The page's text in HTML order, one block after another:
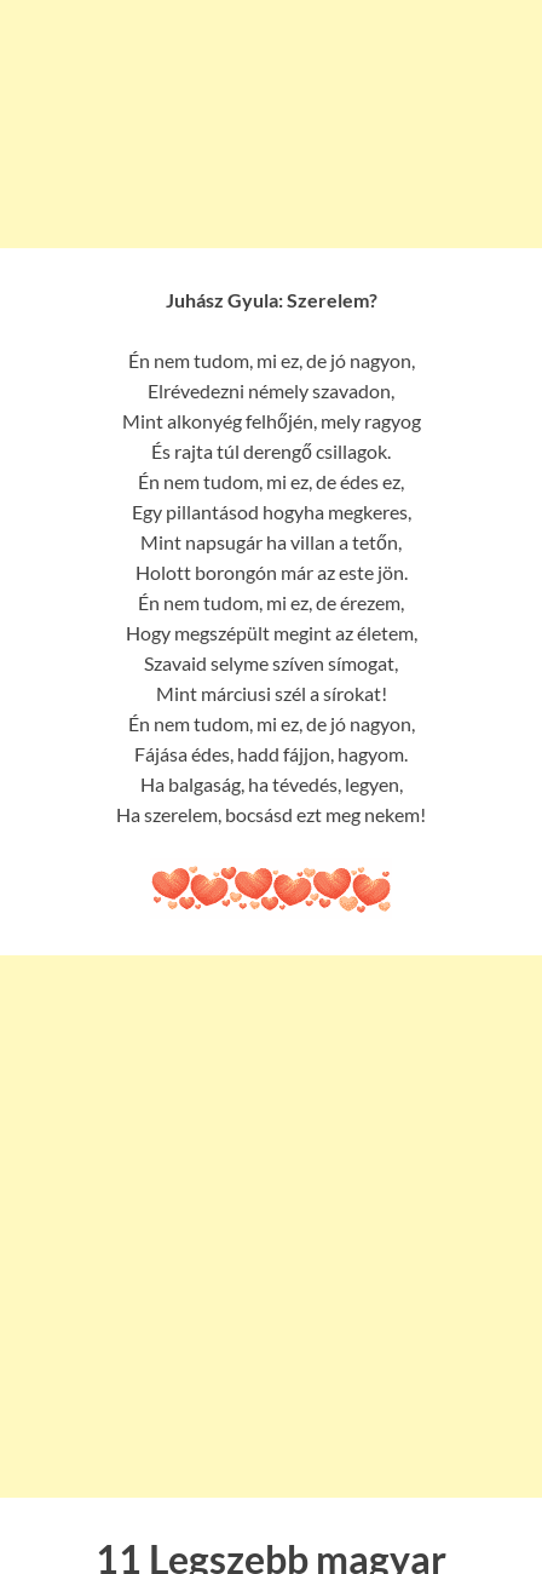
Juhász Gyula: Szerelem?
Én nem tudom, mi ez, de jó nagyon,
Elrévedezni némely szavadon,
Mint alkonyég felhőjén, mely ragyog
És rajta túl derengő csillagok.
Én nem tudom, mi ez, de édes ez,
Egy pillantásod hogyha megkeres,
Mint napsugár ha villan a tetőn,
Holott borongón már az este jön.
Én nem tudom, mi ez, de érezem,
Hogy megszépült megint az életem,
Szavaid selyme szíven símogat,
Mint márciusi szél a sírokat!
Én nem tudom, mi ez, de jó nagyon,
Fájása édes, hadd fájjon, hagyom.
Ha balgaság, ha tévedés, legyen,
Ha szerelem, bocsásd ezt meg nekem!
11 Legszebb magyar